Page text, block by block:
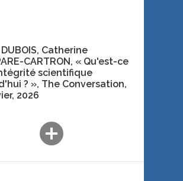
Catherine
CARTRON, « Qu'est-ce
scientifique
? », The Conversation,
, 2026
add_circle